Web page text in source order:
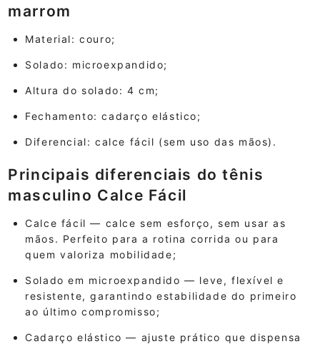
marrom
Material: couro;
Solado: microexpandido;
Altura do solado: 4 cm;
Fechamento: cadarço elástico;
Diferencial: calce fácil (sem uso das mãos).
Principais diferenciais do tênis
masculino Calce Fácil
Calce fácil — calce sem esforço, sem usar as
mãos. Perfeito para a rotina corrida ou para
quem valoriza mobilidade;
Solado em microexpandido — leve, flexível e
resistente, garantindo estabilidade do primeiro
ao último compromisso;
Cadarço elástico — ajuste prático que dispensa